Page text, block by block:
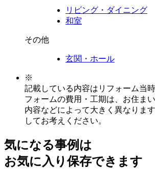
リビング・ダイニング
和室
その他
玄関・ホール
※
記載している内容はリフォーム当
フォームの費用・工期は、お住ま
内容などによって大きく異なりま
してお考えください。
気になる事例は
お気に入り保存できます